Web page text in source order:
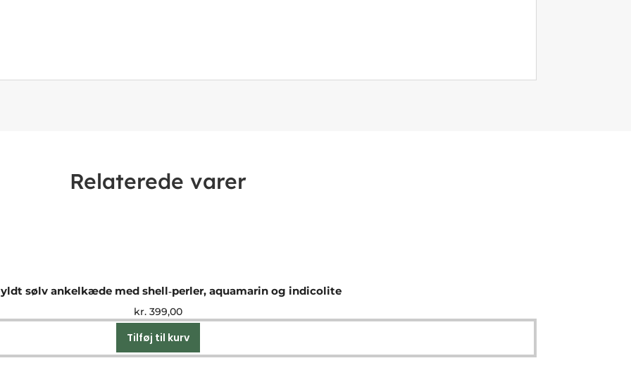
Relaterede varer
sølv ankelkæde med shell‑perler, aquamarin og indicolite
kr.399,00
Tilføj til kurv